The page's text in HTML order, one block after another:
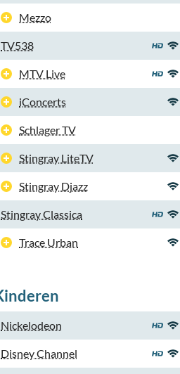
Mezzo
TV538
MTV Live
iConcerts
Schlager TV
Stingray LiteTV
Stingray Djazz
Stingray Classica
Trace Urban
Nickelodeon
Disney Channel